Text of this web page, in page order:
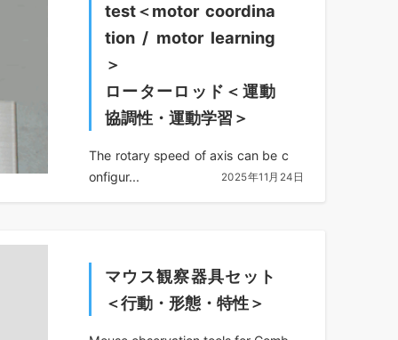
test＜motor coordina
tion / motor learning
＞
ローターロッド＜運動
協調性・運動学習＞
The rotary speed of axis can be c
onfigur...
2025年11月24日
マウス観察器具セット
＜行動・形態・特性＞